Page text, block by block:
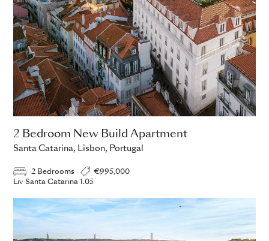
2 Bedroom New Build Apartment
Santa Catarina, Lisbon, Portugal
2 Bedrooms
€995,000
Liv Santa Catarina 1.05